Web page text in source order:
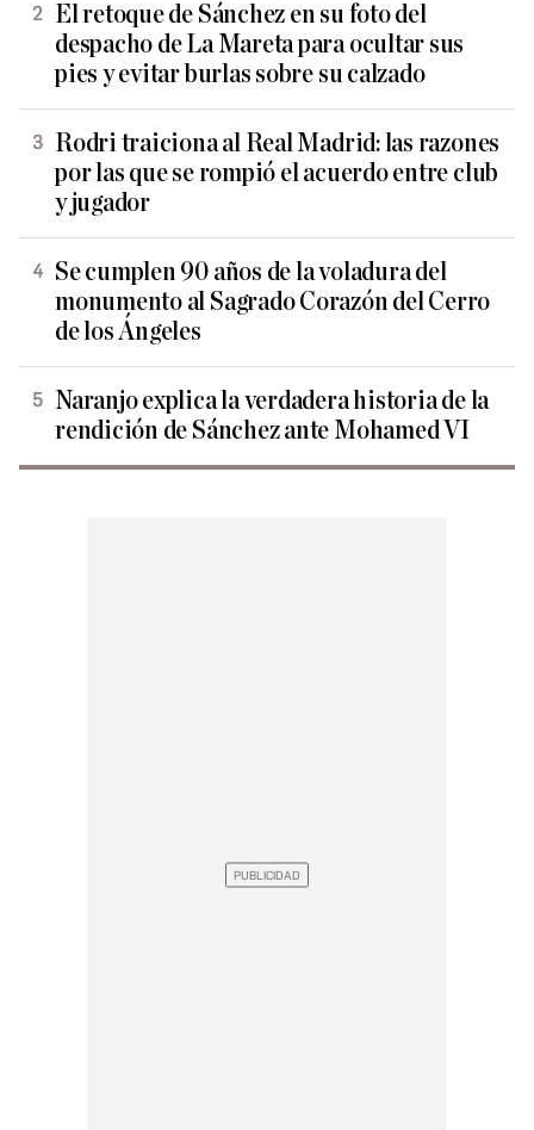
El retoque de Sánchez en su foto del
despacho de La Mareta para ocultar sus
pies y evitar burlas sobre su calzado
Rodri traiciona al Real Madrid: las razones
por las que se rompió el acuerdo entre club
y jugador
Se cumplen 90 años de la voladura del
monumento al Sagrado Corazón del Cerro
de los Ángeles
Naranjo explica la verdadera historia de la
rendición de Sánchez ante Mohamed VI